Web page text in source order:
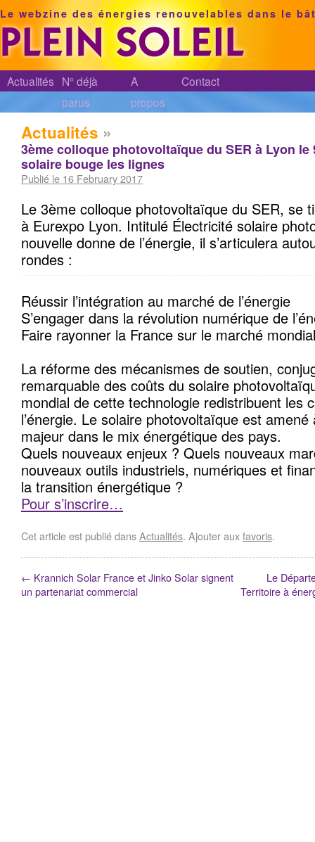
Le webzine des énergies renouvelables dans le
Actualités N° déjà
parus
A
propos
Contact
Actualités »
3ème colloque photovoltaïque du SER à Lyon le
solaire bouge les lignes
Publié le 16 February 2017
Le 3ème colloque photovoltaïque du SER, se
à Eurexpo Lyon. Intitulé Électricité solaire
nouvelle donne de l’énergie, il s’articulera
rondes :
Réussir l’intégration au marché de l’énergie
S’engager dans la révolution numérique de
Faire rayonner la France sur le marché mondial
La réforme des mécanismes de soutien,
remarquable des coûts du solaire
mondial de cette technologie redistribuent les
l’énergie. Le solaire photovoltaïque est
majeur dans le mix énergétique des pays.
Quels nouveaux enjeux ? Quels nouveaux
nouveaux outils industriels, numériques et
la transition énergétique ?
Pour s’inscrire…
Cet article est publié dansActualités. Ajouter auxfavoris.
← Krannich Solar France et Jinko Solar signent
un partenariat commercial
Le
Territoire à